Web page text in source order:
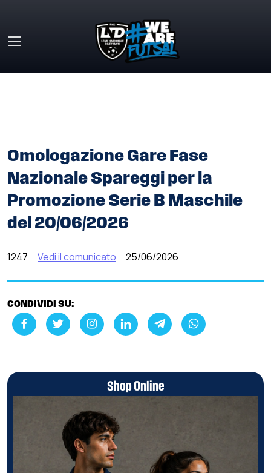
Omologazione Gare Fase
Nazionale Spareggi per la
Promozione Serie B Maschile
del 20/06/2026
1247 Vedi il comunicato 25/06/2026
CONDIVIDI SU:
Shop Online